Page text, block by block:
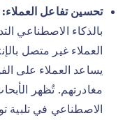
تحسين تفاعل العملاء:
بالذكاء الاصطناعي
العملاء غير متصل
يساعد العملاء على
مغادرتهم. تُظهر
الاصطناعي في تلبية